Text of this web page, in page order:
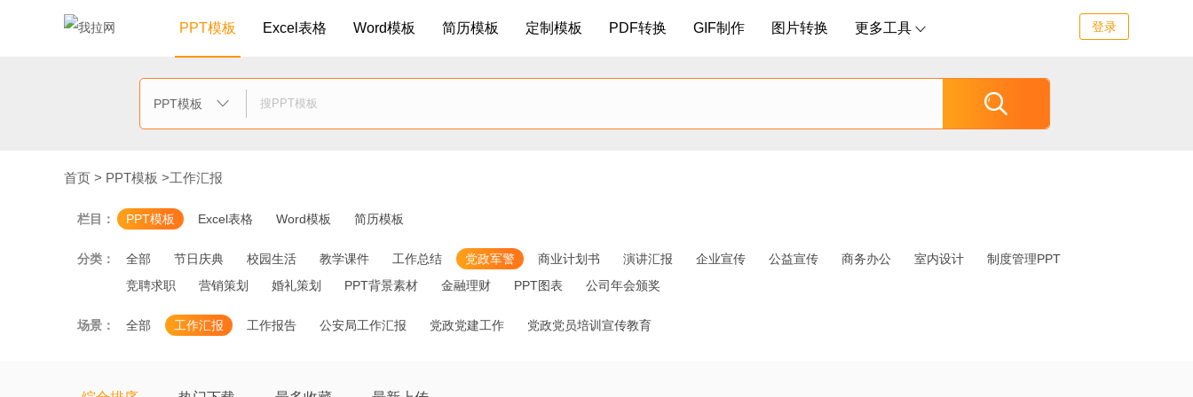
PPT模板 Excel表格 Word模板 简历模板 定制模板 PDF转换 GIF制作 图片转换 更多工具  登录
PPT模板  
首页 > PPT模板 >工作汇报
栏目： PPT模板 Excel表格 Word模板 简历模板
分类： 全部 节日庆典 校园生活 教学课件 工作总结 党政军警 商业计划书 演讲汇报 企业宣传 公益宣传 商务办公 室内设计
制度管理PPT
竞聘求职
营销策划 婚礼策划 PPT背景素材 金融理财 PPT图表 公司年会颁奖
场景： 全部 工作汇报 工作报告 公安局工作汇报 党政党建工作 党政党员培训宣传教育